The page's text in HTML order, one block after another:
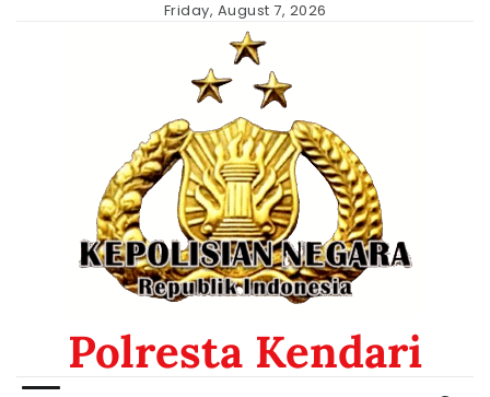
Friday, August 7, 2026
Polresta Kendari